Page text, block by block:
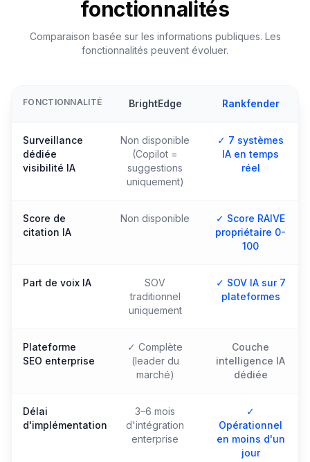
fonctionnalités
Comparaison basée sur les informations publiques. Les
fonctionnalités peuvent évoluer.
FONCTIONNALITÉ BrightEdge Rankfender
Surveillance
dédiée
visibilité IA
Non disponible
(Copilot =
suggestions
uniquement)
✓ 7 systèmes
IA en temps
réel
Score de
citation IA
Non disponible
✓ Score RAIVE
propriétaire 0-
100
Part de voix IA
SOV
traditionnel
uniquement
✓ SOV IA sur 7
plateformes
Plateforme
SEO enterprise
✓ Complète
(leader du
marché)
Couche
intelligence IA
dédiée
Délai
d'implémentation
3–6 mois
d'intégration
enterprise
✓
Opérationnel
en moins d'un
jour